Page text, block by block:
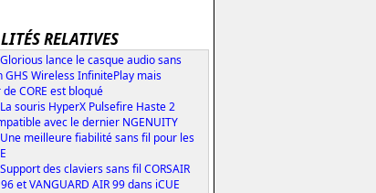
RELATIVES
Glorious lance le casque audio sans
GHS Wireless InfinitePlay mais
CORE est bloqué
La souris HyperX Pulsefire Haste 2
avec le dernier NGENUITY
Une meilleure fiabilité sans fil pour les
Support des claviers sans fil CORSAIR
et VANGUARD AIR 99 dans iCUE